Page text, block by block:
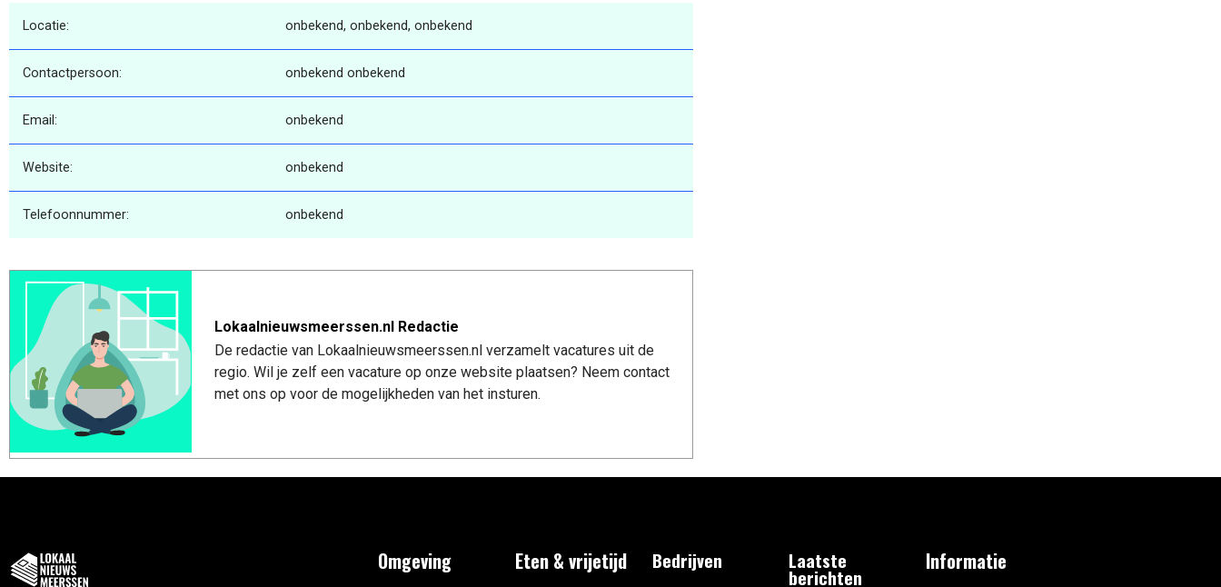
Locatie: onbekend, onbekend, onbekend
Contactpersoon: onbekend onbekend
Email: onbekend
Website: onbekend
Telefoonnummer: onbekend
Lokaalnieuwsmeerssen.nl Redactie
De redactie van Lokaalnieuwsmeerssen.nl verzamelt vacatures uit de
regio. Wil je zelf een vacature op onze website plaatsen? Neem contact
met ons op voor de mogelijkheden van het insturen.
Omgeving Eten & vrijetijd Bedrijven Laatste
berichten
Informatie